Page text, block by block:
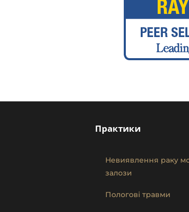
Практики
Невиявлення раку
залози
Пологові травми